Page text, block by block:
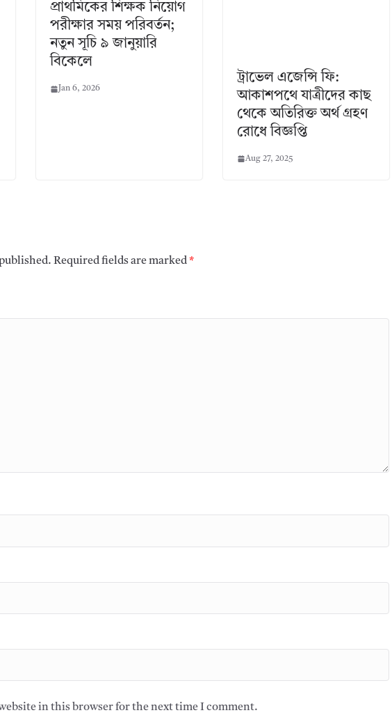
প্রাথমিকের শিক্ষক নিয়োগ
পরীক্ষার সময় পরিবর্তন;
নতুন সূচি ৯ জানুয়ারি
বিকেলে
Jan 6, 2026
ট্রাভেল এজেন্সি ফি:
আকাশপথে যাত্রীদের কাছ
থেকে অতিরিক্ত অর্থ গ্রহণ
রোধে বিজ্ঞপ্তি
Aug 27, 2025
Required fields are marked*
in this browser for the next time I comment.